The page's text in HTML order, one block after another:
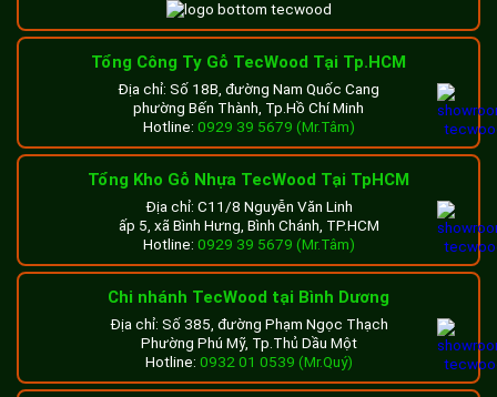
Tổng Công Ty Gỗ TecWood Tại Tp.HCM
Địa chỉ: Số 18B, đường Nam Quốc Cang
phường Bến Thành, Tp.Hồ Chí Minh
Hotline: 0929 39 5679 (Mr.Tâm)
Tổng Kho Gỗ Nhựa TecWood Tại TpHCM
Địa chỉ: C11/8 Nguyễn Văn Linh
ấp 5, xã Bình Hưng, Bình Chánh, TP.HCM
Hotline: 0929 39 5679 (Mr.Tâm)
Chi nhánh TecWood tại Bình Dương
Địa chỉ: Số 385, đường Phạm Ngọc Thạch
Phường Phú Mỹ, Tp.Thủ Dầu Một
Hotline: 0932 01 0539 (Mr.Quý)